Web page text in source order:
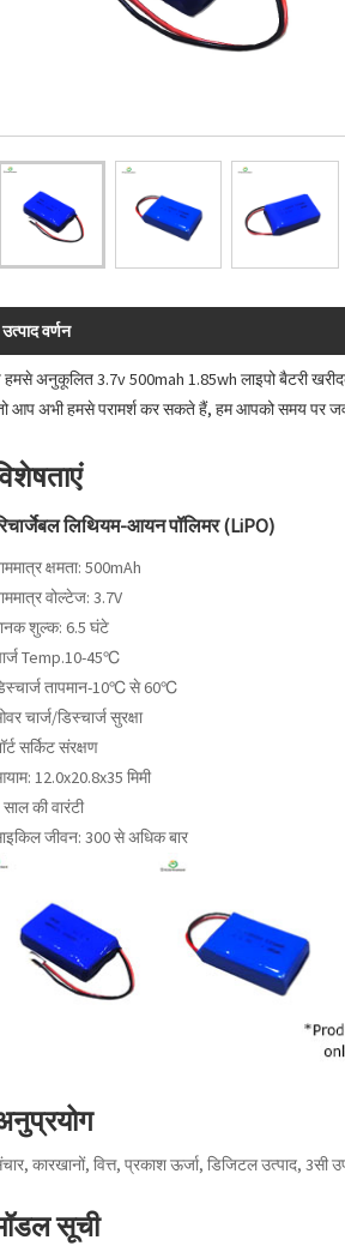
उत्पाद वर्णन
अनुकूलित 3.7v 500mah 1.85wh लाइपो बैटरी
आप अभी हमसे परामर्श कर सकते हैं, हम आपको समय पर
लिथियम-आयन पॉलिमर (LiPO)
क्षमता: 500mAh
वोल्टेज: 3.7V
शुल्क: 6.5 घंटे
Temp.10-45℃
तापमान-10℃ से 60℃
चार्ज/डिस्चार्ज सुरक्षा
सर्किट संरक्षण
12.0x20.8x35 मिमी
की वारंटी
जीवन: 300 से अधिक बार
कारखानों, वित्त, प्रकाश ऊर्जा, डिजिटल उत्पाद, 3सी
सूची